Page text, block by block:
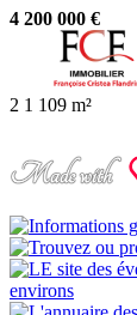
4 200 000 €
2 1 109 m²